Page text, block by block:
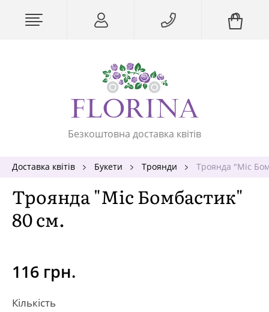
Безкоштовна доставка квітів
Доставка квітів Букети Троянди Троянда "Міс
Троянда "Міс Бомбастик"
80 см.
116 грн.
Кількість